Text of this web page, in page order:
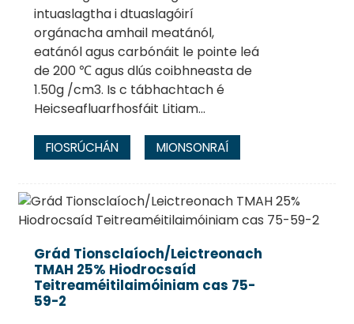
intuaslagtha i dtuaslagóirí
orgánacha amhail meatánól,
eatánól agus carbónáit le pointe leá
de 200 ℃ agus dlús coibhneasta de
1.50g /cm3. Is c tábhachtach é
Heicseafluarfhosfáit Litiam...
FIOSRÚCHÁN MIONSONRAÍ
Grád Tionsclaíoch/Leictreonach
TMAH 25% Hiodrocsaíd
Teitreaméitilaimóiniam cas 75-
59-2